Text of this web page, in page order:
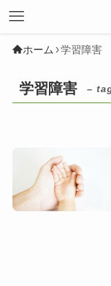
ホーム 学習障害
学習障害 –